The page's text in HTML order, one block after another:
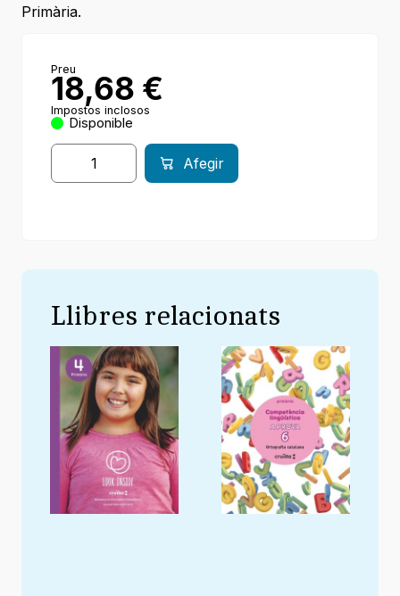
Primària.
Preu
18,68 €
Impostos inclosos
Disponible
Afegir
Llibres relacionats